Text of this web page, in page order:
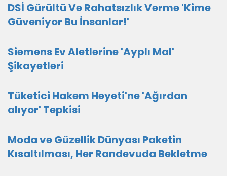
DSİ Gürültü Ve Rahatsızlık Verme 'Kime
Güveniyor Bu İnsanlar!'
Siemens Ev Aletlerine 'Ayplı Mal'
Şikayetleri
Tüketici Hakem Heyeti'ne 'Ağırdan
alıyor' Tepkisi
Moda ve Güzellik Dünyası Paketin
Kısaltılması, Her Randevuda Bekletme